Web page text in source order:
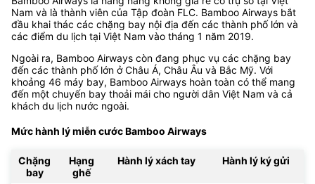
Nam và là thành viên của Tập đoàn FLC. Bamboo Airways bắt
đầu khai thác các chặng bay nội địa đến các thành phố lớn và
các điểm du lịch tại Việt Nam vào tháng 1 năm 2019.
Ngoài ra, Bamboo Airways còn đang phục vụ các chặng bay
đến các thành phố lớn ở Châu Á, Châu Âu và Bắc Mỹ. Với
khoảng 46 máy bay, Bamboo Airways hoàn toàn có thể mang
đến một chuyến bay thoải mái cho người dân Việt Nam và cả
khách du lịch nước ngoài.
Mức hành lý miễn cước Bamboo Airways
Chặng
bay
Hạng
ghế
Hành lý xách tay Hành lý ký gửi